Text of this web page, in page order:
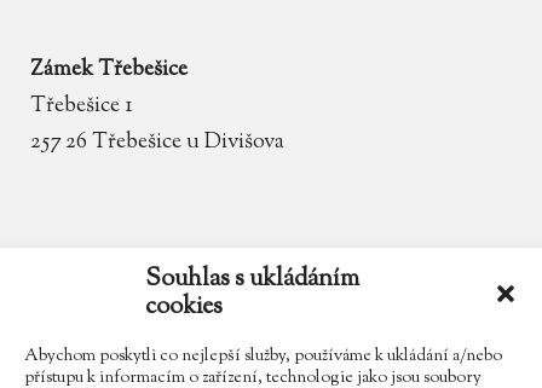
Souhlas s ukládáním
cookies
Abychom poskytli co nejlepší služby, používáme k ukládání a/nebo
přístupu k informacím o zařízení, technologie jako jsou soubory
Zámek Třebešice
Třebešice 1
257 26 Třebešice u Divišova
zamek.trebesice@volny.cz
602 354 467